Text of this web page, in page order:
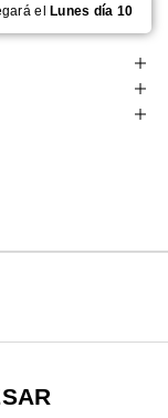
elLunes día 10